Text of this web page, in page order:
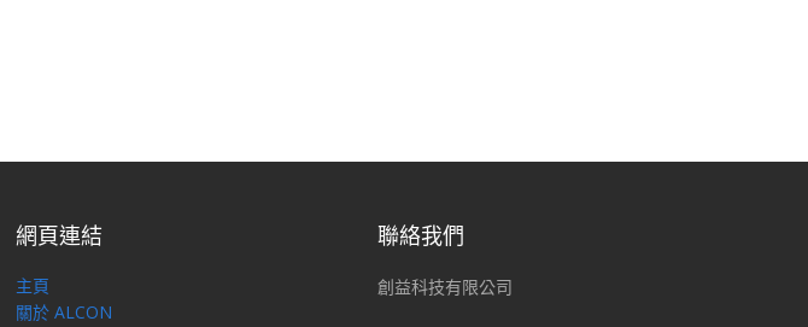
網頁連結
主頁
關於 ALCON
聯絡我們
創益科技有限公司